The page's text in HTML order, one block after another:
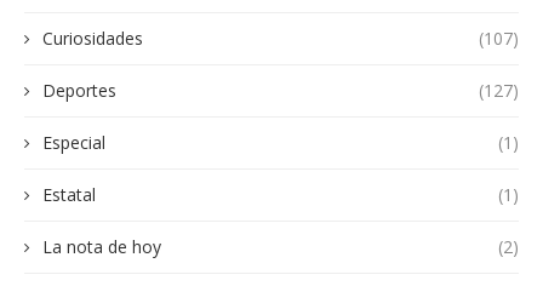
Curiosidades (107)
Deportes (127)
Especial (1)
Estatal (1)
La nota de hoy (2)